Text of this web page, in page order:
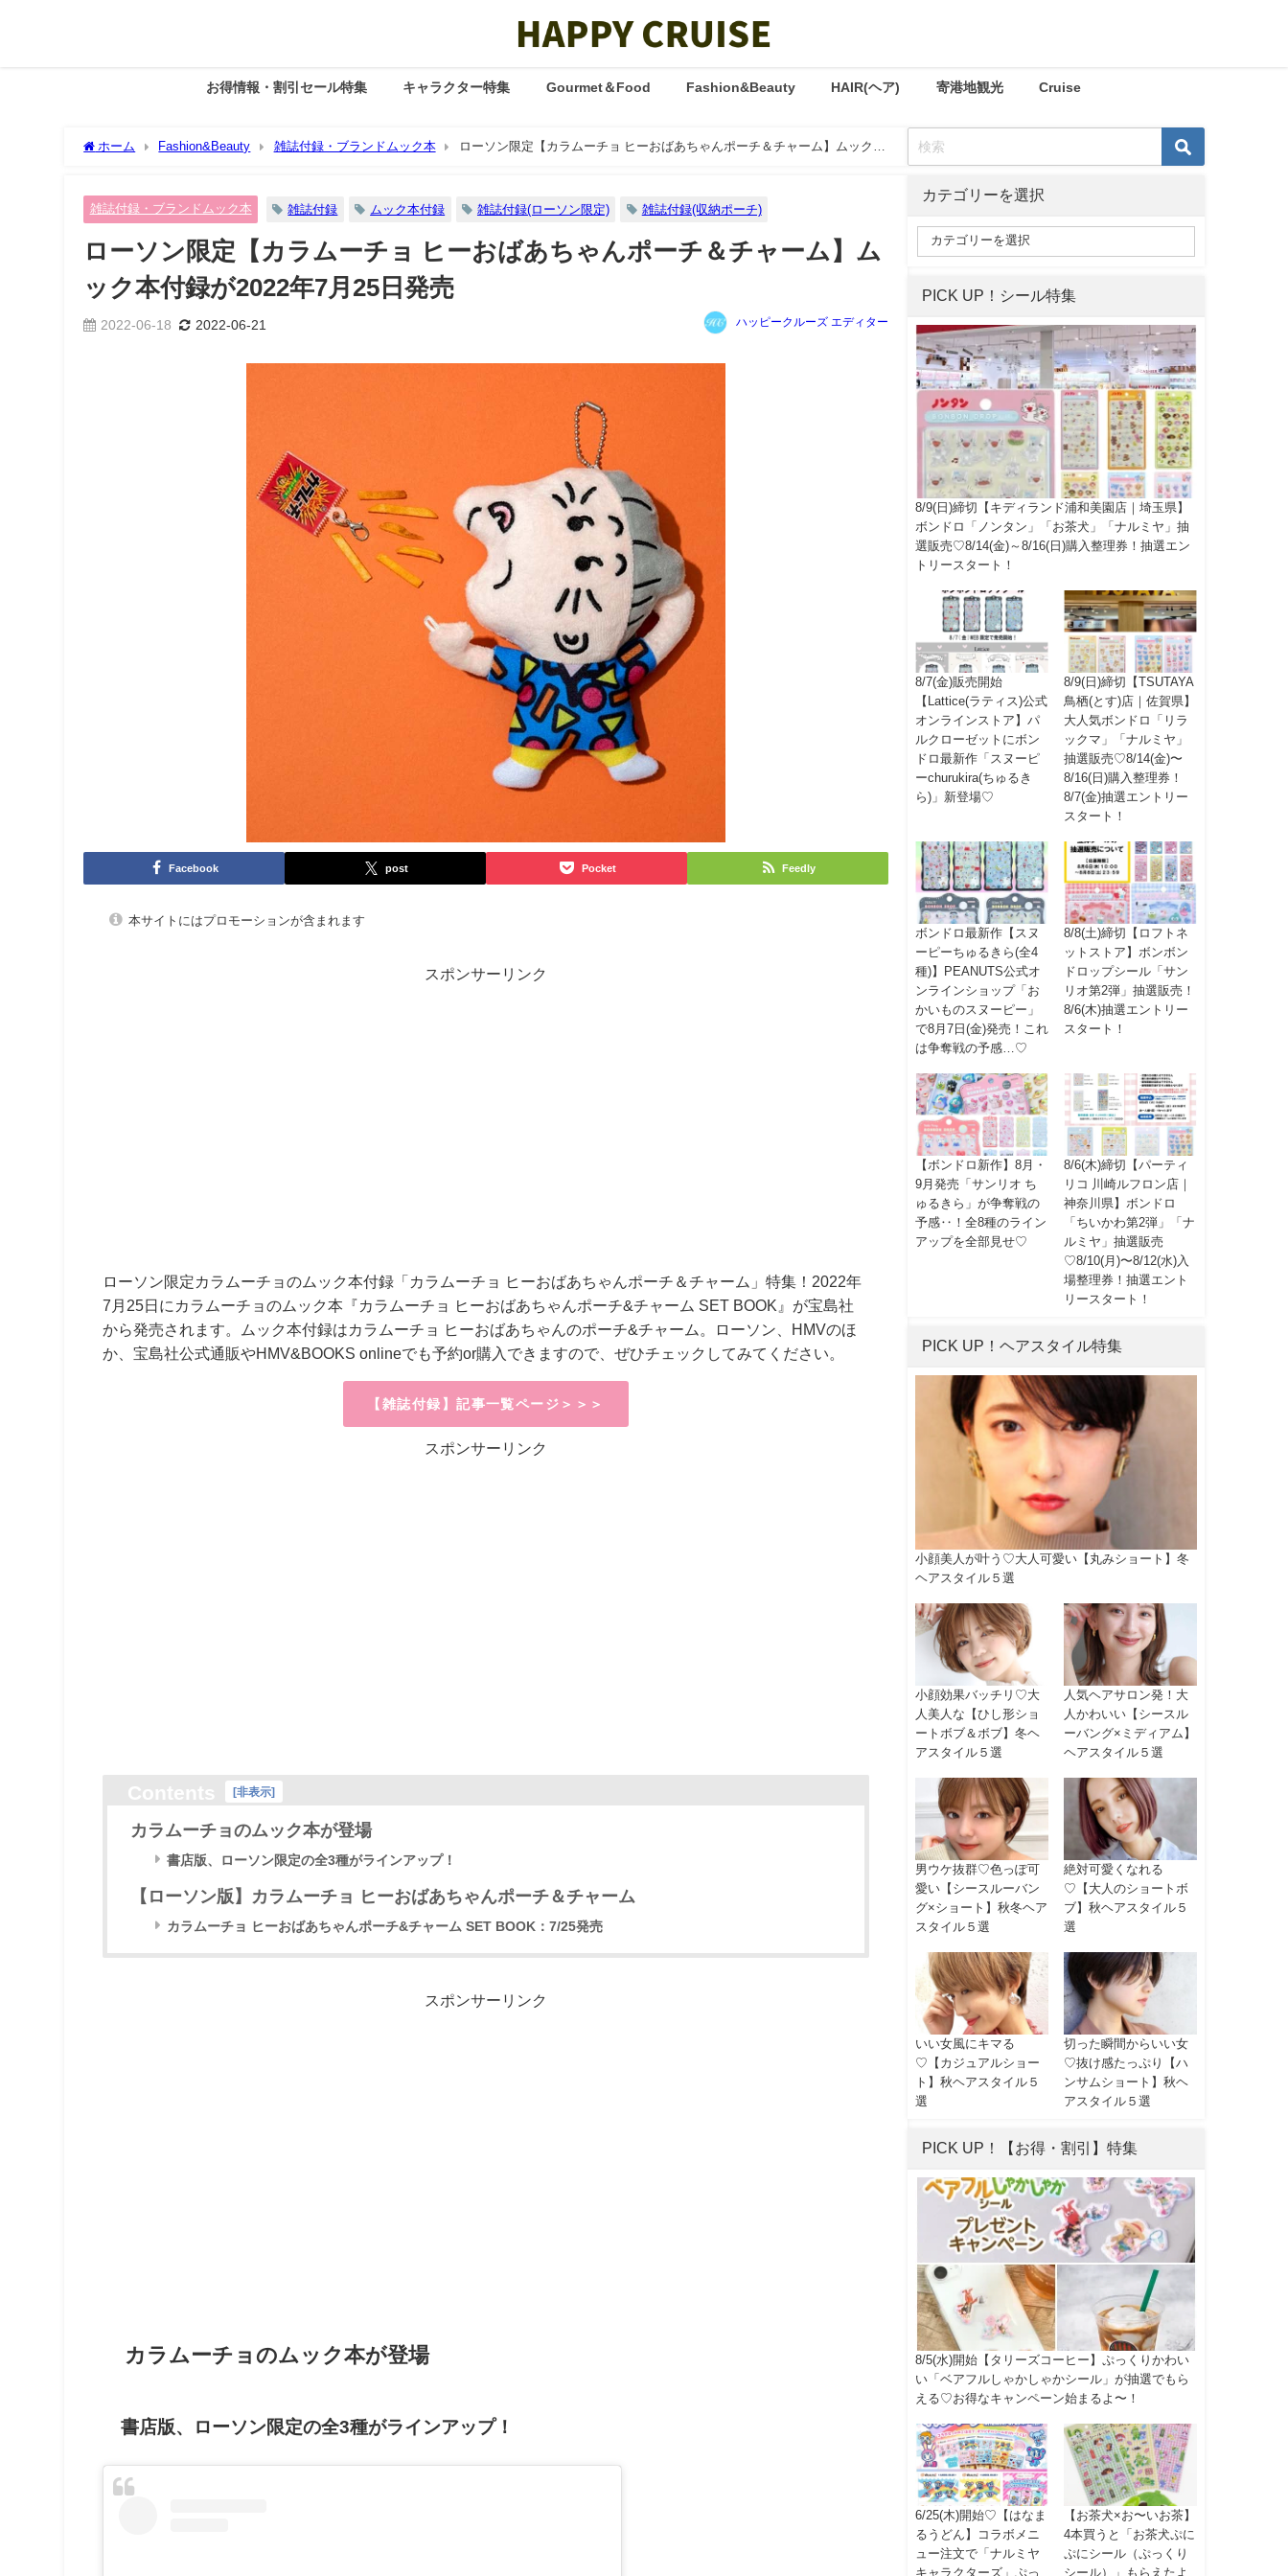
お得情報・割引セール特集 キャラクター特集 Gourmet＆Food Fashion&Beauty HAIR(ヘア) 寄港地観光 Cruise
ホーム Fashion&Beauty 雑誌付録・ブランドムック本
ローソン限定【カラムーチョ ヒーおばあちゃんポーチ＆チャーム】ムック本
雑誌付録・ブランドムック本 雑誌付録 ムック本付録 雑誌付録(ローソン限定) 雑誌付録(収納ポーチ)
ローソン限定【カラムーチョ ヒーおばあちゃんポーチ＆チャーム】ム
ック本付録が2022年7月25日発売
2022-06-18 2022-06-21 ハッピークルーズ エディター
Facebook post Pocket Feedly
本サイトにはプロモーションが含まれます
スポンサーリンク
ローソン限定カラムーチョのムック本付録「カラムーチョ ヒーおばあちゃんポーチ＆チャーム」特集！2022年
7月25日にカラムーチョのムック本『カラムーチョ ヒーおばあちゃんポーチ&チャーム SET BOOK』が宝島社
から発売されます。ムック本付録はカラムーチョ ヒーおばあちゃんのポーチ&チャーム。ローソン、HMVのほ
か、宝島社公式通販やHMV&BOOKS onlineでも予約or購入できますので、ぜひチェックしてみてください。
【雑誌付録】記事一覧ページ＞＞＞
スポンサーリンク
[非表示]
カラムーチョのムック本が登場
書店版、ローソン限定の全3種がラインアップ！
【ローソン版】カラムーチョ ヒーおばあちゃんポーチ＆チャーム
カラムーチョ ヒーおばあちゃんポーチ&チャーム SET BOOK：7/25発売
スポンサーリンク
カラムーチョのムック本が登場
書店版、ローソン限定の全3種がラインアップ！
カテゴリーを選択
PICK UP！シール特集
8/9(日)締切【キディランド浦和美園店｜埼玉県】
ボンドロ「ノンタン」「お茶犬」「ナルミヤ」抽
選販売♡8/14(金)～8/16(日)購入整理券！抽選エン
トリースタート！
8/7(金)販売開始
【Lattice(ラティス)公式
オンラインストア】パ
ルクローゼットにボン
ドロ最新作「スヌーピ
ーchurukira(ちゅるき
ら)」新登場♡
8/9(日)締切【TSUTAYA
鳥栖(とす)店｜佐賀県】
大人気ボンドロ「リラ
ックマ」「ナルミヤ」
抽選販売♡8/14(金)〜
8/16(日)購入整理券！
8/7(金)抽選エントリー
スタート！
ボンドロ最新作【スヌ
ーピーちゅるきら(全4
種)】PEANUTS公式オ
ンラインショップ「お
かいものスヌーピー」
で8月7日(金)発売！これ
は争奪戦の予感…♡
8/8(土)締切【ロフトネ
ットストア】ボンボン
ドロップシール「サン
リオ第2弾」抽選販売！
8/6(木)抽選エントリー
スタート！
【ボンドロ新作】8月・
9月発売「サンリオ ち
ゅるきら」が争奪戦の
予感‥！全8種のライン
アップを全部見せ♡
8/6(木)締切【パーティ
リコ 川崎ルフロン店｜
神奈川県】ボンドロ
「ちいかわ第2弾」「ナ
ルミヤ」抽選販売
♡8/10(月)〜8/12(水)入
場整理券！抽選エント
リースタート！
PICK UP！ヘアスタイル特集
小顔美人が叶う♡大人可愛い【丸みショート】冬
ヘアスタイル５選
小顔効果バッチリ♡大
人美人な【ひし形ショ
ートボブ＆ボブ】冬ヘ
アスタイル５選
人気ヘアサロン発！大
人かわいい【シースル
ーバング×ミディアム】
ヘアスタイル５選
男ウケ抜群♡色っぽ可
愛い【シースルーバン
グ×ショート】秋冬ヘア
スタイル５選
絶対可愛くなれる
♡【大人のショートボ
ブ】秋ヘアスタイル５
選
いい女風にキマる
♡【カジュアルショー
ト】秋ヘアスタイル５
選
切った瞬間からいい女
♡抜け感たっぷり【ハ
ンサムショート】秋ヘ
アスタイル５選
PICK UP！【お得・割引】特集
8/5(水)開始【タリーズコーヒー】ぷっくりかわい
い「ベアフルしゃかしゃかシール」が抽選でもら
える♡お得なキャンペーン始まるよ〜！
6/25(木)開始♡【はなま
るうどん】コラボメニ
ュー注文で「ナルミヤ
キャラクターズ」ぷっ
【お茶犬×お〜いお茶】
4本買うと「お茶犬ぷに
ぷにシール（ぷっくり
シール）」もらえたよ